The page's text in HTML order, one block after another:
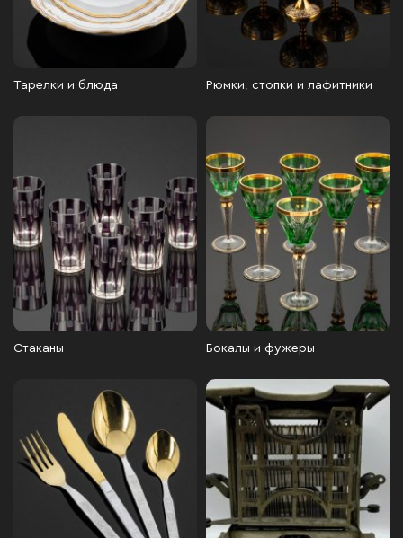
Тарелки и блюда Рюмки, стопки и лафитники
Стаканы Бокалы и фужеры